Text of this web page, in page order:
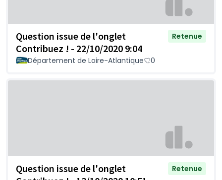
Question issue de l'onglet
Contribuez ! - 22/10/2020 9:04
Retenue
Département de Loire-Atlantique 0
Question issue de l'onglet
Retenue